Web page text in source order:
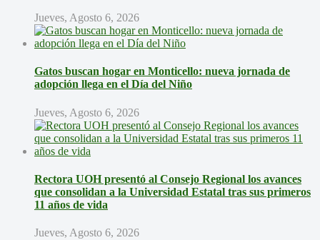
Jueves, Agosto 6, 2026
Gatos buscan hogar en Monticello: nueva jornada de
adopción llega en el Día del Niño
Jueves, Agosto 6, 2026
Rectora UOH presentó al Consejo Regional los avances
que consolidan a la Universidad Estatal tras sus primeros
11 años de vida
Jueves, Agosto 6, 2026